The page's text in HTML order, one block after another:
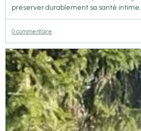
préserver durablement sa santé intime.
0 commentaire